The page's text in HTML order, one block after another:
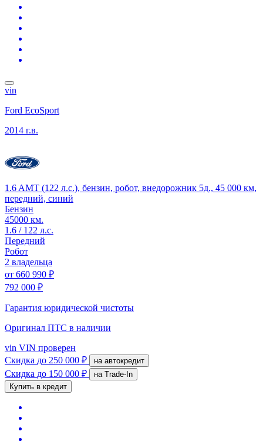
vin
Ford EcoSport
2014 г.в.
1.6 AMT (122 л.с.), бензин, робот, внедорожник 5д., 45 000 км,
передний, синий
Бензин
45000 км.
1.6 / 122 л.с.
Передний
Робот
2 владельца
от 660 990 ₽
792 000 ₽
Гарантия юридической чистоты
Оригинал ПТС в наличии
vin VIN проверен
Скидка до 250 000 ₽ на автокредит
Скидка до 150 000 ₽
на Trade-In
Купить в кредит